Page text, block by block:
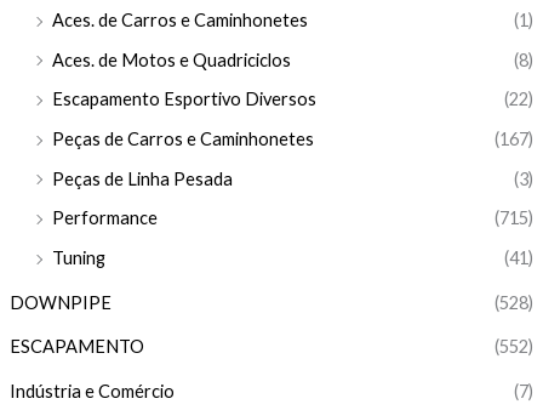
Aces. de Carros e Caminhonetes
(1)
Aces. de Motos e Quadriciclos
(8)
Escapamento Esportivo Diversos
(22)
Peças de Carros e Caminhonetes
(167)
Peças de Linha Pesada
(3)
Performance
(715)
Tuning
(41)
DOWNPIPE (528)
ESCAPAMENTO (552)
Indústria e Comércio
(7)